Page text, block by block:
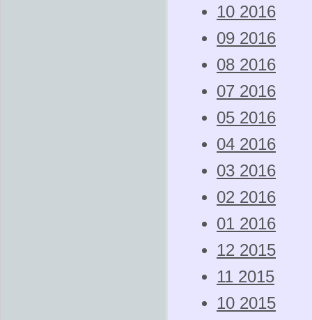
10 2016
09 2016
08 2016
07 2016
05 2016
04 2016
03 2016
02 2016
01 2016
12 2015
11 2015
10 2015